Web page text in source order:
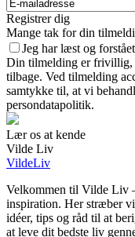
Registrer dig
Mange tak for din
Jeg har læst og
Din tilmelding er frivillig,
tilbage. Ved tilmelding
samtykke til, at vi
persondatapolitik.
Lær os at kende
Vilde Liv
VildeLiv
Velkommen til Vilde Liv
inspiration. Her stræber
idéer, tips og råd til at
at leve dit bedste liv